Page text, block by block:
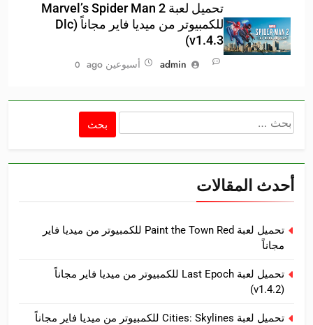
تحميل لعبة Marvel’s Spider Man 2
للكمبيوتر من ميديا فاير مجاناً (Dlc
v1.4.3)
admin
أسبوعين ago 0
البحث
عن:
أحدث المقالات
تحميل لعبة Paint the Town Red للكمبيوتر من ميديا فاير
مجاناً
تحميل لعبة Last Epoch للكمبيوتر من ميديا فاير مجاناً
(v1.4.2)
تحميل لعبة Cities: Skylines للكمبيوتر من ميديا فاير مجاناً